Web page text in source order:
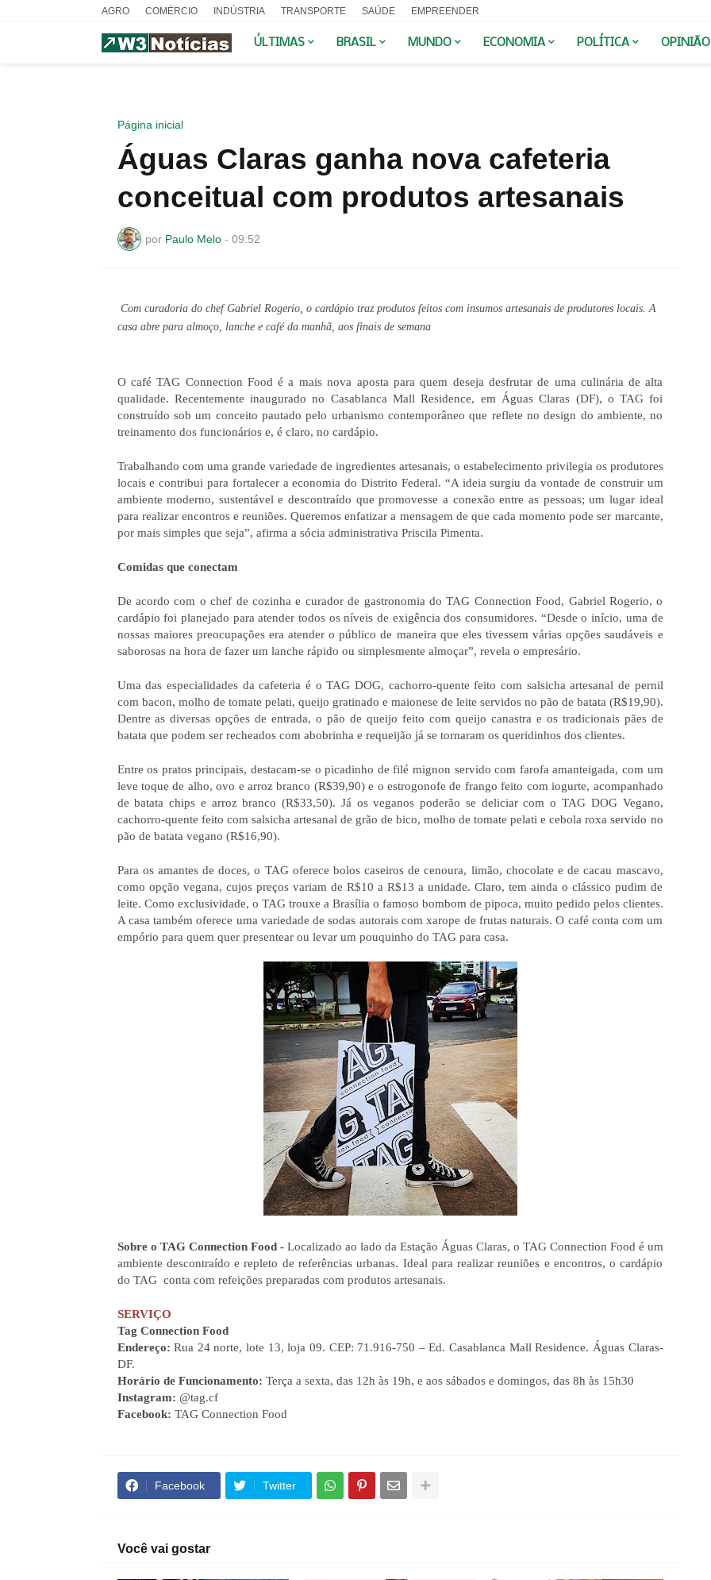
AGRO COMÉRCIO INDÚSTRIA TRANSPORTE SAÚDE EMPREENDER
ÚLTIMAS BRASIL MUNDO ECONOMIA POLÍTICA OPINIÃO
Página inicial
Águas Claras ganha nova cafeteria
conceitual com produtos artesanais
por Paulo Melo - 09:52
Com curadoria do chef Gabriel Rogerio, o cardápio traz produtos feitos com insumos artesanais de produtores locais. A
casa abre para almoço, lanche e café da manhã, aos finais de semana
O café TAG Connection Food é a mais nova aposta para quem deseja desfrutar de uma culinária de alta
qualidade. Recentemente inaugurado no Casablanca Mall Residence, em Águas Claras (DF), o TAG foi
construído sob um conceito pautado pelo urbanismo contemporâneo que reflete no design do ambiente, no
treinamento dos funcionários e, é claro, no cardápio.
Trabalhando com uma grande variedade de ingredientes artesanais, o estabelecimento privilegia os produtores
locais e contribui para fortalecer a economia do Distrito Federal. “A ideia surgiu da vontade de construir um
ambiente moderno, sustentável e descontraído que promovesse a conexão entre as pessoas; um lugar ideal
para realizar encontros e reuniões. Queremos enfatizar a mensagem de que cada momento pode ser marcante,
por mais simples que seja”, afirma a sócia administrativa Priscila Pimenta.
Comidas que conectam
De acordo com o chef de cozinha e curador de gastronomia do TAG Connection Food, Gabriel Rogerio, o
cardápio foi planejado para atender todos os níveis de exigência dos consumidores. “Desde o início, uma de
nossas maiores preocupações era atender o público de maneira que eles tivessem várias opções saudáveis e
saborosas na hora de fazer um lanche rápido ou simplesmente almoçar”, revela o empresário.
Uma das especialidades da cafeteria é o TAG DOG, cachorro-quente feito com salsicha artesanal de pernil
com bacon, molho de tomate pelati, queijo gratinado e maionese de leite servidos no pão de batata (R$19,90).
Dentre as diversas opções de entrada, o pão de queijo feito com queijo canastra e os tradicionais pães de
batata que podem ser recheados com abobrinha e requeijão já se tornaram os queridinhos dos clientes.
Entre os pratos principais, destacam-se o picadinho de filé mignon servido com farofa amanteigada, com um
leve toque de alho, ovo e arroz branco (R$39,90) e o estrogonofe de frango feito com iogurte, acompanhado
de batata chips e arroz branco (R$33,50). Já os veganos poderão se deliciar com o TAG DOG Vegano,
cachorro-quente feito com salsicha artesanal de grão de bico, molho de tomate pelati e cebola roxa servido no
pão de batata vegano (R$16,90).
Para os amantes de doces, o TAG oferece bolos caseiros de cenoura, limão, chocolate e de cacau mascavo,
como opção vegana, cujos preços variam de R$10 a R$13 a unidade. Claro, tem ainda o clássico pudim de
leite. Como exclusividade, o TAG trouxe a Brasília o famoso bombom de pipoca, muito pedido pelos clientes.
A casa também oferece uma variedade de sodas autorais com xarope de frutas naturais. O café conta com um
empório para quem quer presentear ou levar um pouquinho do TAG para casa.
Sobre o TAG Connection Food - Localizado ao lado da Estação Águas Claras, o TAG Connection Food é um
ambiente descontraído e repleto de referências urbanas. Ideal para realizar reuniões e encontros, o cardápio
do TAG  conta com refeições preparadas com produtos artesanais.
SERVIÇO
Tag Connection Food
Endereço: Rua 24 norte, lote 13, loja 09. CEP: 71.916-750 – Ed. Casablanca Mall Residence. Águas Claras-
DF.
Horário de Funcionamento: Terça a sexta, das 12h às 19h, e aos sábados e domingos, das 8h às 15h30
Instagram: @tag.cf
Facebook: TAG Connection Food
Facebook Twitter
Você vai gostar